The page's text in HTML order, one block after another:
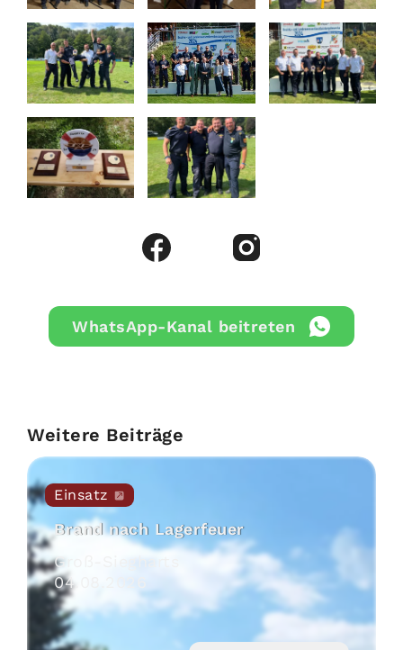
WhatsApp-Kanal beitreten
Weitere Beiträge
Einsatz
Brand nach Lagerfeuer
Groß-Siegharts
04